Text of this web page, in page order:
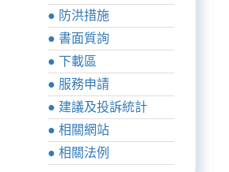
● 防洪措施
● 書面質詢
● 下載區
● 服務申請
● 建議及投訴統計
● 相關網站
● 相關法例